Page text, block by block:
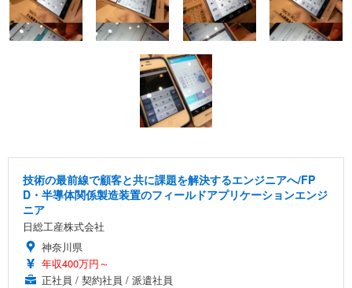
技術の最前線で顧客と共に課題を解決するエンジニアへ/FP
D・半導体関係製造装置のフィールドアプリケーションエンジ
ニア
日総工産株式会社
神奈川県
年収400万円～
正社員 / 契約社員 / 派遣社員